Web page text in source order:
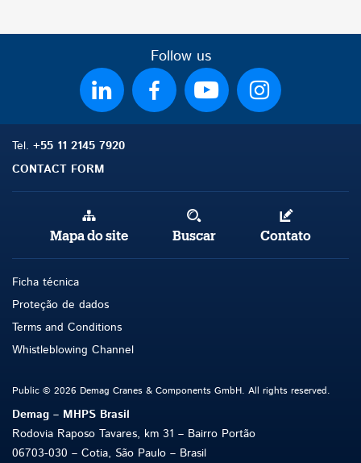
Follow us
Tel. +55 11 2145 7920
CONTACT FORM
Ficha técnica
Proteção de dados
Terms and Conditions
Whistleblowing Channel
Mapa do site Buscar Contato
Public © 2026 Demag Cranes & Components GmbH. All rights reserved.
Demag – MHPS Brasil
Rodovia Raposo Tavares, km 31 – Bairro Portão
06703-030 – Cotia, São Paulo – Brasil